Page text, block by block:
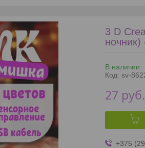
3 D
В наличии
Код: sv-
27 руб.
+375